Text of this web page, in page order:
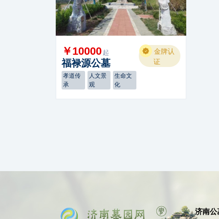
￥10000 起
福禄源公墓
孝道传
承
人文景
观
生命文
化
金牌认
证
济南公